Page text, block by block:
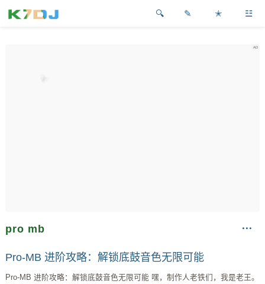
✎ ✭ ☳
pro mb
Pro-MB 进阶攻略：解锁底鼓音色无限可能
Pro-MB 进阶攻略：解锁底鼓音色无限可能 嘿，制作人老铁们，我是老王。